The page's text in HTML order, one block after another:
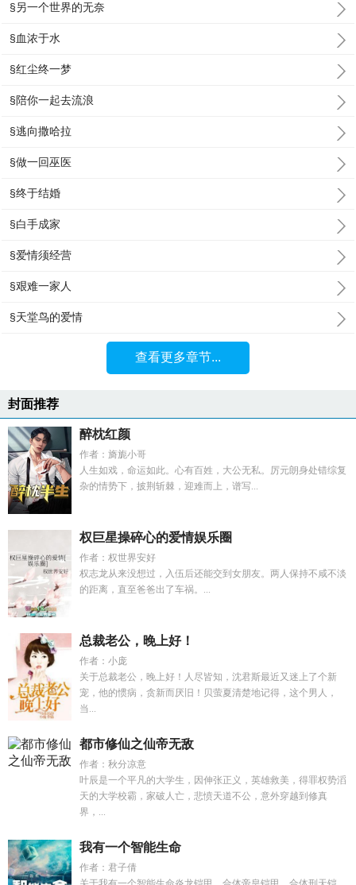
§另一个世界的无奈
§血浓于水
§红尘终一梦
§陪你一起去流浪
§逃向撒哈拉
§做一回巫医
§终于结婚
§白手成家
§爱情须经营
§艰难一家人
§天堂鸟的爱情
查看更多章节...
封面推荐
醉枕红颜
作者：旖旎小哥
人生如戏，命运如此。心有百姓，大公无私。厉元朗身处错综复
杂的情势下，披荆斩棘，迎难而上，谱写...
权巨星操碎心的爱情娱乐圈
作者：权世界安好
权志龙从来没想过，入伍后还能交到女朋友。两人保持不咸不淡
的距离，直至爸爸出了车祸。...
总裁老公，晚上好！
作者：小庞
关于总裁老公，晚上好！人尽皆知，沈君斯最近又迷上了个新
宠，他的惯病，贪新而厌旧！贝萤夏清楚地记得，这个男人，
当...
都市修仙之仙帝无敌
作者：秋分凉意
叶辰是一个平凡的大学生，因伸张正义，英雄救美，得罪权势滔
天的大学校霸，家破人亡，悲愤天道不公，意外穿越到修真
界，...
我有一个智能生命
作者：君子倩